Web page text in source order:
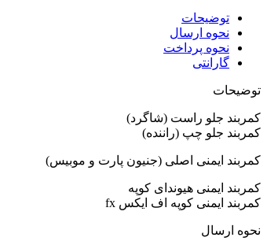
توضیحات
نحوه ارسال
نحوه پرداخت
گارانتی
توضیحات
کمربند جلو راست (شاگرد)
کمربند جلو چپ (راننده)
کمربند ایمنی اصلی (جنیون پارت و موبیس)
کمربند ایمنی هیوندای کوپه
کمربند ایمنی کوپه اف ایکس fx
نحوه ارسال